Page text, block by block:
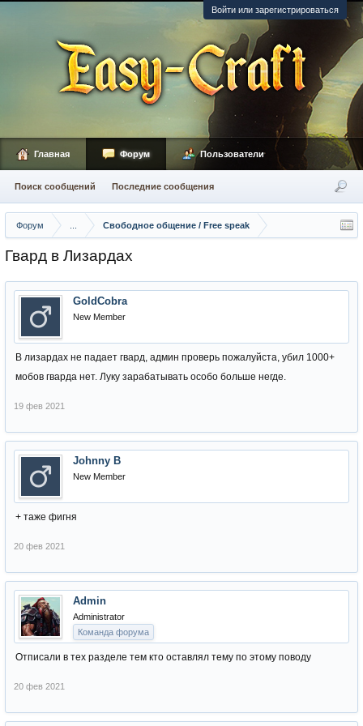
Войти или зарегистрироваться
Форум Свободное общение / Free speak
Гвард в Лизардах
GoldCobra
New Member
В лизардах не падает гвард, админ проверь пожалуйста, убил 1000+
мобов гварда нет. Луку зарабатывать особо больше негде.
19 фев 2021
Johnny B
New Member
+ таже фигня
20 фев 2021
Admin
Administrator
Команда форума
Отписали в тех разделе тем кто оставлял тему по этому поводу
20 фев 2021
Главная Форум
Поиск сообщений Последние сообщения
Пользователи